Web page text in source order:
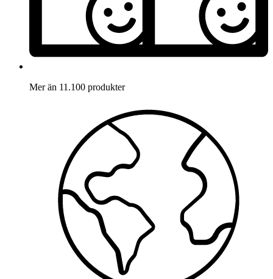
Mer än 11.100 produkter